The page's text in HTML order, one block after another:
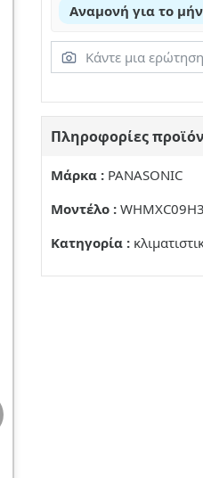
Αναμονή για το
Πληροφορίες
Μάρκα : PANASONIC
Μοντέλο :
Κατηγορία :